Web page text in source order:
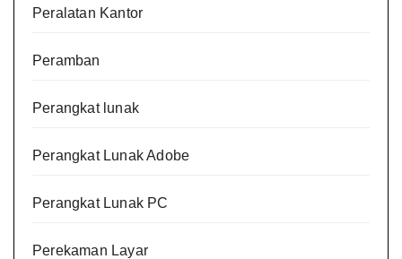
Peralatan Kantor
Peramban
Perangkat lunak
Perangkat Lunak Adobe
Perangkat Lunak PC
Perekaman Layar